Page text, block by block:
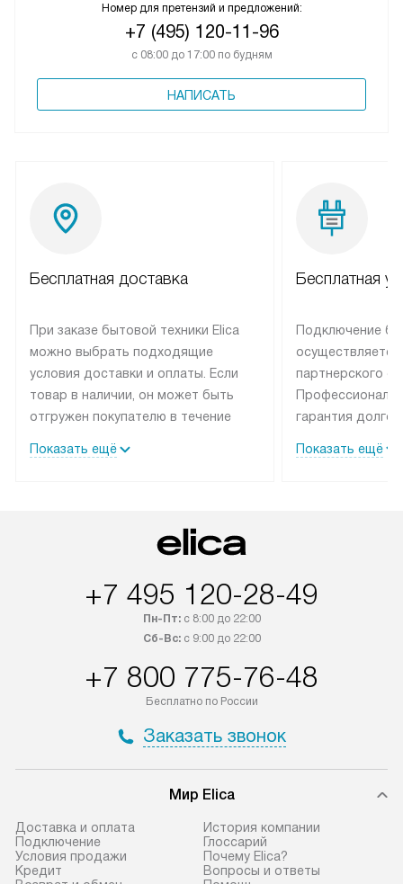
Номер для претензий и предложений:
+7 (495) 120-11-96
с 08:00 до 17:00 по будням
НАПИСАТЬ
Бесплатная доставка
При заказе бытовой техники Elica
можно выбрать подходящие
условия доставки и оплаты. Если
товар в наличии, он может быть
отгружен покупателю в течение
лейблом доставляется бесплатно
Показать ещё
Бесплатная
Подключение
партнерского
гарантия
техника со
Показать ещё
+7 495 120-28-49
Пн-Пт:с 8:00 до 22:00
Сб-Вс:с 9:00 до 22:00
+7 800 775-76-48
Бесплатно по России
Заказать звонок
Мир Elica
Доставка и оплата
Подключение
Условия продажи
Кредит
История компании
Глоссарий
Почему Elica?
Вопросы и ответы